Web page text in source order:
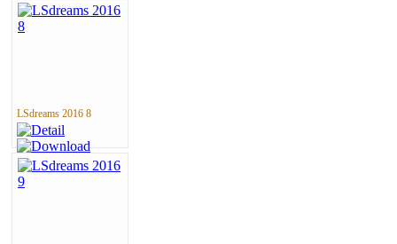
LSdreams 2016 8